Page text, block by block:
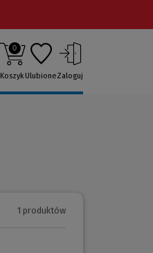
0
KoszykUlubioneZaloguj
1 produktów